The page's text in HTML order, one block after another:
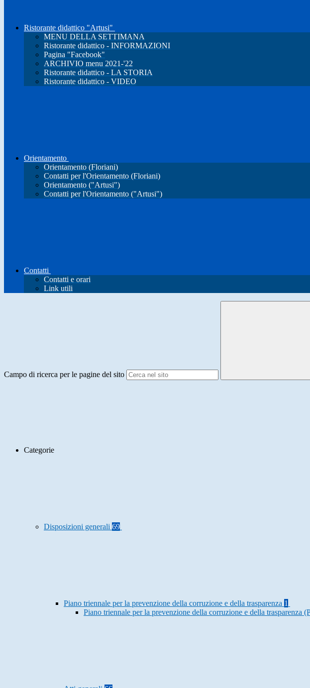
Ristorante didattico "Artusi"
MENU DELLA SETTIMANA
Ristorante didattico - INFORMAZIONI
Pagina "Facebook"
ARCHIVIO menu 2021-'22
Ristorante didattico - LA STORIA
Ristorante didattico - VIDEO
Orientamento
Orientamento (Floriani)
Contatti per l'Orientamento (Floriani)
Orientamento ("Artusi")
Contatti per l'Orientamento ("Artusi")
Contatti
Contatti e orari
Link utili
Campo di ricerca per le pagine del sito
Categorie
Disposizioni generali 69
Piano triennale per la prevenzione della corruzione e della trasparenza 1
Piano triennale per la prevenzione della corruzione e della trasparenza